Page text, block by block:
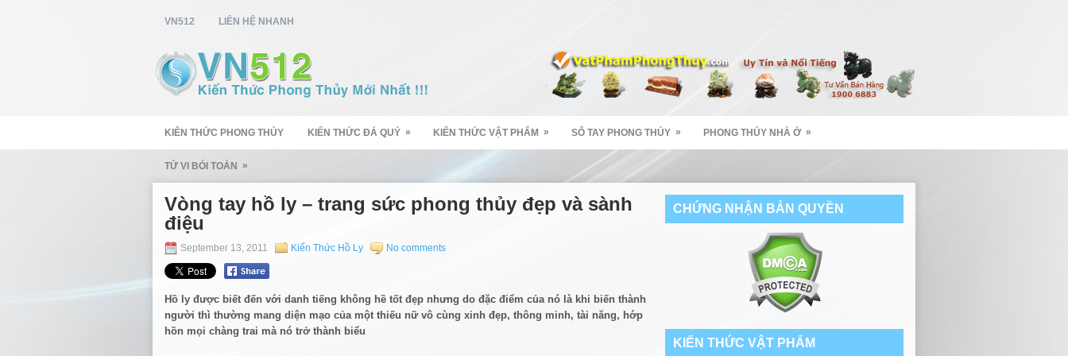
VN512 LIÊN HỆ NHANH
KIÊN THỨC PHONG THỦY KIẾN THỨC ĐÁ QUÝ » KIẾN THỨC VẬT PHẨM » SỔ TAY PHONG THỦY » PHONG THỦY NHÀ Ở »
TỬ VI BÓI TOÁN »
Vòng tay hồ ly – trang sức phong thủy đẹp và sành
điệu
September 13, 2011 Kiến Thức Hồ Ly No comments
Hồ ly được biết đến với danh tiếng không hề tốt đẹp nhưng do đặc điểm của nó là khi biến thành
người thì thường mang diện mạo của một thiếu nữ vô cùng xinh đẹp, thông minh, tài năng, hớp
hồn mọi chàng trai mà nó trở thành biểu
CHỨNG NHẬN BẢN QUYỀN
KIẾN THỨC VẬT PHẨM